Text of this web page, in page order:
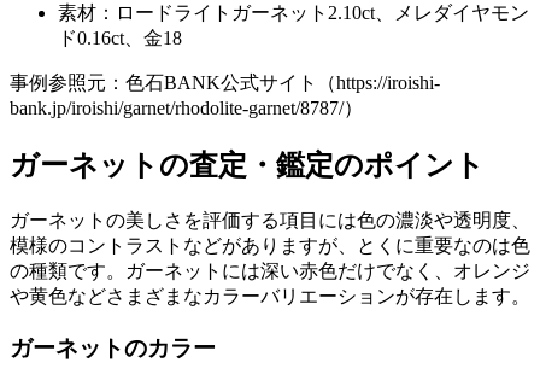
素材：ロードライトガーネット2.10ct、メレダイヤモン
ド0.16ct、金18
事例参照元：色石BANK公式サイト（https://iroishi-
bank.jp/iroishi/garnet/rhodolite-garnet/8787/）
ガーネットの査定・鑑定のポイント
ガーネットの美しさを評価する項目には色の濃淡や透明度、
模様のコントラストなどがありますが、とくに重要なのは色
の種類です。ガーネットには深い赤色だけでなく、オレンジ
や黄色などさまざまなカラーバリエーションが存在します。
ガーネットのカラー